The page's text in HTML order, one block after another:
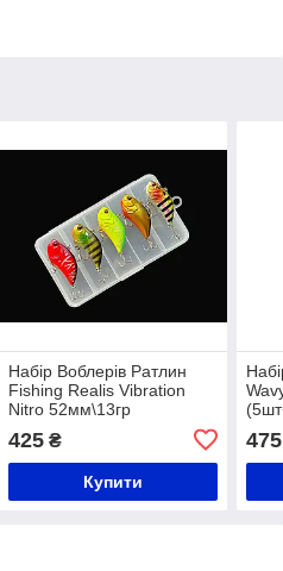
Набір Воблерів Ратлин
Fishing Realis Vibration
Nitro 52мм\13гр
425₴
Купити
475